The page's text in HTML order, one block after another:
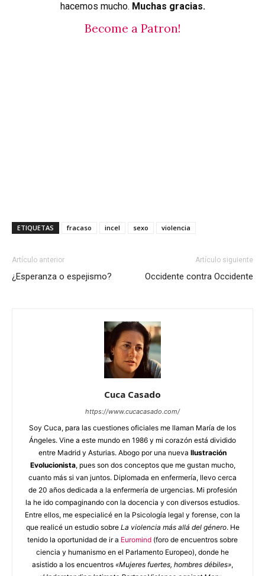
hacemos mucho. Muchas gracias.
Become a Patron!
ETIQUETAS fracaso incel sexo violencia
Artículo anterior
¿Esperanza o espejismo?
Artículo siguiente
Occidente contra Occidente
Cuca Casado
https://www.cucacasado.com/
Soy Cuca, para las cuestiones oficiales me llaman María de los
Ángeles. Vine a este mundo en 1986 y mi corazón está dividido
entre Madrid y Asturias. Abogo por una nueva Ilustración
Evolucionista, pues son dos conceptos que me gustan mucho,
cuanto más si van juntos. Diplomada en enfermería, llevo cerca
de 20 años dedicada a la enfermería de urgencias. Mi profesión
la he ido compaginando con la docencia y con diversos estudios.
Entre ellos, me especialicé en la Psicología legal y forense, con la
que realicé un estudio sobre La violencia más allá del género. He
tenido la oportunidad de ir a Euromind (foro de encuentros sobre
ciencia y humanismo en el Parlamento Europeo), donde he
asistido a los encuentros «Mujeres fuertes, hombres débiles»,